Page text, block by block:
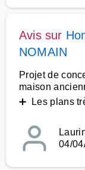
Avis sur
NOMAIN
Projet de
maison
➕ Les plans
04/